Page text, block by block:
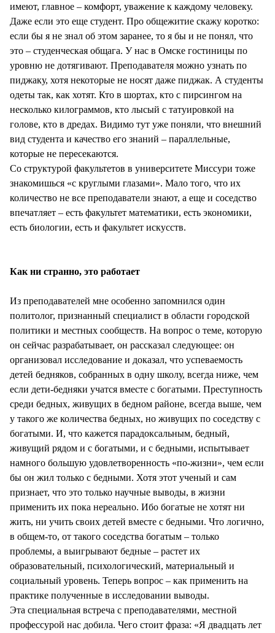
имеют, главное – комфорт, уважение к каждому человеку.
Даже если это еще студент. Про общежитие скажу коротко:
если бы я не знал об этом заранее, то я бы и не понял, что
это – студенческая общага. У нас в Омске гостиницы по
уровню не дотягивают. Преподавателя можно узнать по
пиджаку, хотя некоторые не носят даже пиджак. А студенты
одеты так, как хотят. Кто в шортах, кто с пирсингом на
несколько килограммов, кто лысый с татуировкой на
голове, кто в дредах. Видимо тут уже поняли, что внешний
вид студента и качество его знаний – параллельные,
которые не пересекаются.
Со структурой факультетов в университете Миссури тоже
знакомишься «с круглыми глазами». Мало того, что их
количество не все преподаватели знают, а еще и соседство
впечатляет – есть факультет математики, есть экономики,
есть биологии, есть и факультет искусств.
Как ни странно, это работает
Из преподавателей мне особенно запомнился один
политолог, признанный специалист в области городской
политики и местных сообществ. На вопрос о теме, которую
он сейчас разрабатывает, он рассказал следующее: он
организовал исследование и доказал, что успеваемость
детей бедняков, собранных в одну школу, всегда ниже, чем
если дети-бедняки учатся вместе с богатыми. Преступность
среди бедных, живущих в бедном районе, всегда выше, чем
у такого же количества бедных, но живущих по соседству с
богатыми. И, что кажется парадоксальным, бедный,
живущий рядом и с богатыми, и с бедными, испытывает
намного большую удовлетворенность «по-жизни», чем если
бы он жил только с бедными. Хотя этот ученый и сам
признает, что это только научные выводы, в жизни
применить их пока нереально. Ибо богатые не хотят ни
жить, ни учить своих детей вместе с бедными. Что логично,
в общем-то, от такого соседства богатым – только
проблемы, а выигрывают бедные – растет их
образовательный, психологический, материальный и
социальный уровень. Теперь вопрос – как применить на
практике полученные в исследовании выводы.
Эта специальная встреча с преподавателями, местной
профессурой нас добила. Чего стоит фраза: «Я двадцать лет